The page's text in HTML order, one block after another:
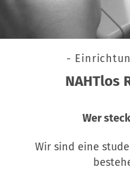
-
NAHTlos
Wer
Wir sind eine